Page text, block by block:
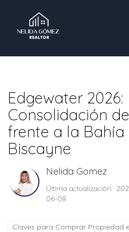
Edgewater 2026:
Consolidación
frente a la Bahía
Biscayne
Nelida Gomez
Última actualización:
06-08
Claves para Comprar Propiedad